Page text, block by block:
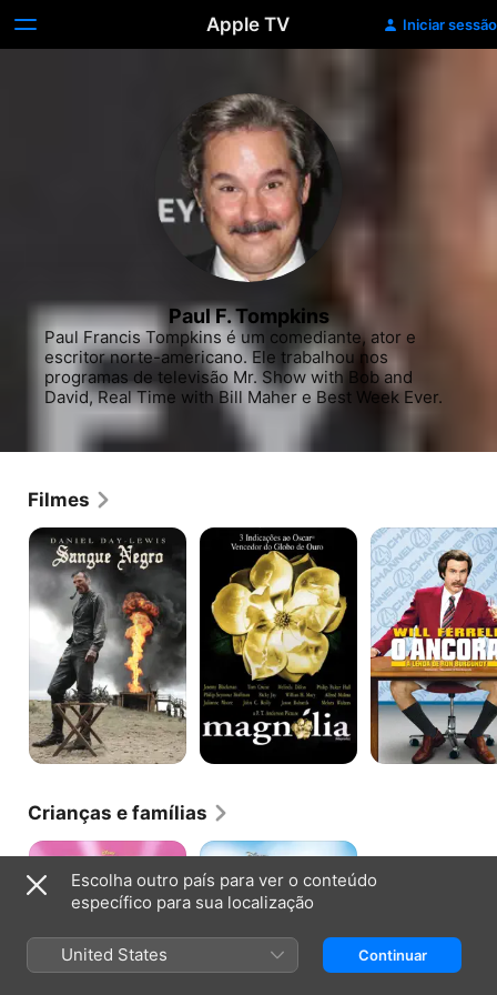
Apple TV Iniciar sessão
Paul F. Tompkins
Paul Francis Tompkins é um comediante, ator e
escritor norte-americano. Ele trabalhou nos
programas de televisão Mr. Show with Bob and
David, Real Time with Bill Maher e Best Week Ever.
Filmes
Sangue
Negro
Magnólia
O
Âncora:
A
Lenda
de
Ron
Burgundy
Crianças e famílias
Enrolados
Enrolados
Sempre
Escolha outro país para ver o conteúdo
específico para sua localização
United States Continuar